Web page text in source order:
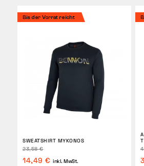
Bis der Vorrat reicht
SWEATSHIRT MYKONOS
23,58 €
14,49 € inkl. MwSt.